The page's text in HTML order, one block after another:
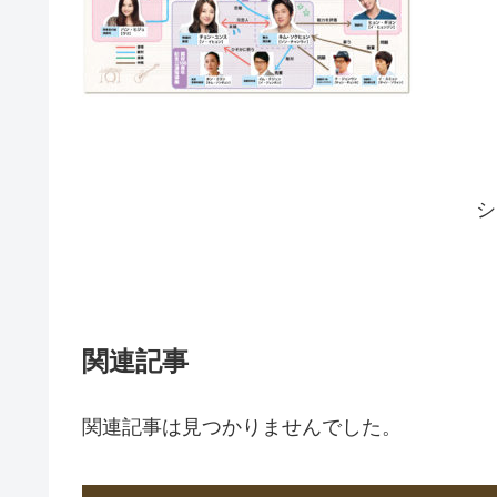
関連記事
関連記事は見つかりませんでした。